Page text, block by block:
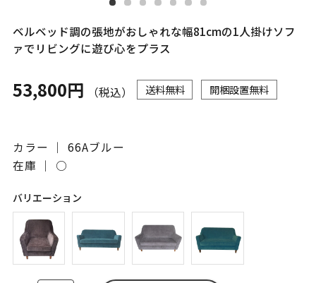
ベルベッド調の張地がおしゃれな幅81cmの1人掛けソフ
ァでリビングに遊び心をプラス
53,800円 （税込） 送料無料 開梱設置無料
カラー ｜ 66Aブルー
在庫 ｜ ○
バリエーション